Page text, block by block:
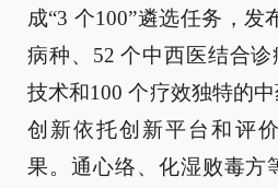
成“3 个100”遴选任务，发
病种、52 个中西医结合
技术和100 个疗效独特的
创新依托创新平台和评
果。通心络、化湿败毒方